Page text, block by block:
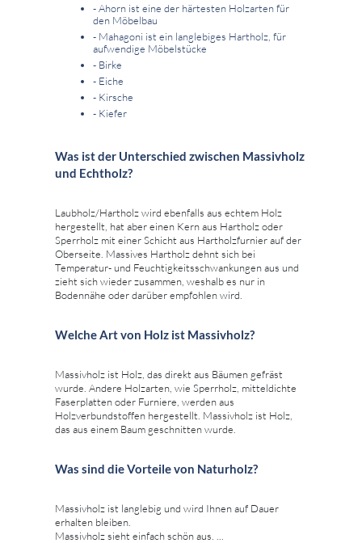
- Ahorn ist eine der härtesten Holzarten für
den Möbelbau
- Mahagoni ist ein langlebiges Hartholz, für
aufwendige Möbelstücke
- Birke
- Eiche
- Kirsche
- Kiefer
Was ist der Unterschied zwischen Massivholz
und Echtholz?
Laubholz/Hartholz wird ebenfalls aus echtem Holz
hergestellt, hat aber einen Kern aus Hartholz oder
Sperrholz mit einer Schicht aus Hartholzfurnier auf der
Oberseite. Massives Hartholz dehnt sich bei
Temperatur- und Feuchtigkeitsschwankungen aus und
zieht sich wieder zusammen, weshalb es nur in
Bodennähe oder darüber empfohlen wird.
Welche Art von Holz ist Massivholz?
Massivholz ist Holz, das direkt aus Bäumen gefräst
wurde. Andere Holzarten, wie Sperrholz, mitteldichte
Faserplatten oder Furniere, werden aus
Holzverbundstoffen hergestellt. Massivholz ist Holz,
das aus einem Baum geschnitten wurde.
Was sind die Vorteile von Naturholz?
Massivholz ist langlebig und wird Ihnen auf Dauer
erhalten bleiben.
Massivholz sieht einfach schön aus. ...